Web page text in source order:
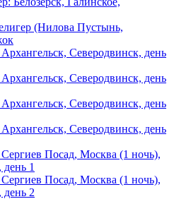
(Нилова Пустынь,
Северодвинск, день
Северодвинск, день
Северодвинск, день
Северодвинск, день
Посад, Москва (1 ночь),
1
Посад, Москва (1 ночь),
2